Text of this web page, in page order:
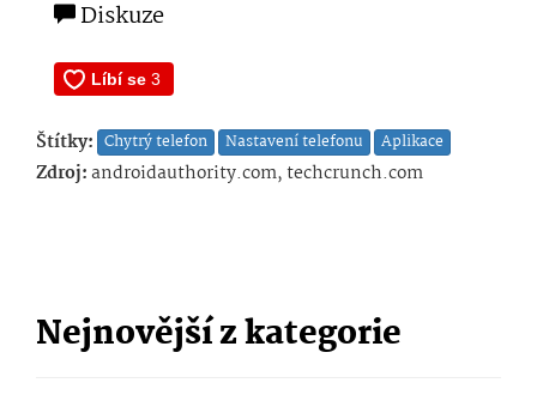
Diskuze
Štítky: Chytrý telefon Nastavení telefonu Aplikace
Zdroj:androidauthority.com, techcrunch.com
Nejnovější z kategorie